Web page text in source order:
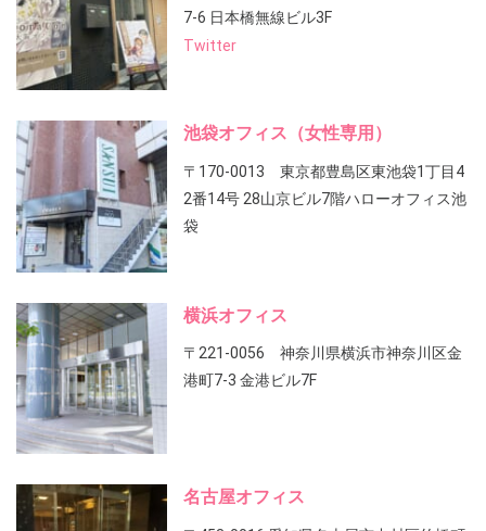
7-6 日本橋無線ビル3F
Twitter
池袋オフィス（女性専用）
〒170-0013 東京都豊島区東池袋1丁目4
2番14号 28山京ビル7階ハローオフィス池
袋
横浜オフィス
〒221-0056 神奈川県横浜市神奈川区金
港町7-3 金港ビル7F
名古屋オフィス